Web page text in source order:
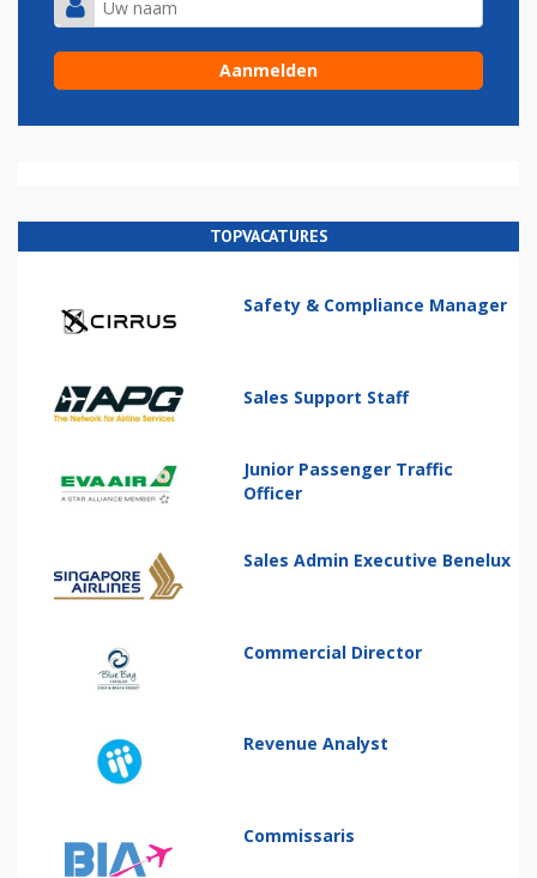
TOPVACATURES
Safety & Compliance Manager
Sales Support Staff
Junior Passenger Traffic
Officer
Sales Admin Executive Benelux
Commercial Director
Revenue Analyst
Commissaris